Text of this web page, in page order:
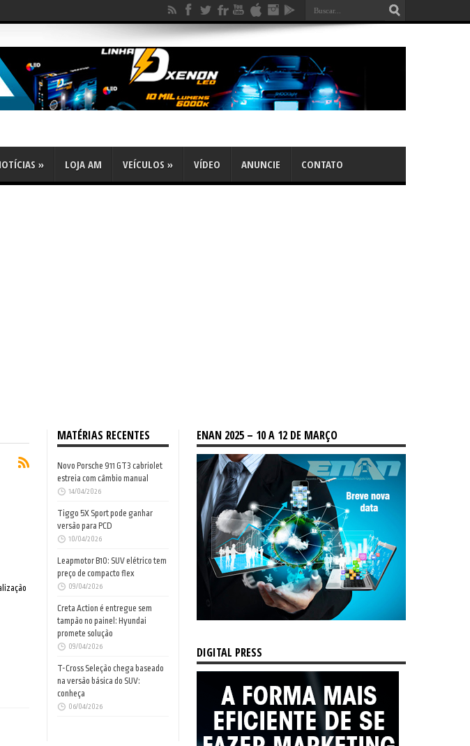
» LOJA AM VEÍCULOS » VÍDEO ANUNCIE CONTATO
MATÉRIAS RECENTES
Novo Porsche 911 GT3 cabriolet
estreia com câmbio manual
14/04/2026
Tiggo 5X Sport pode ganhar
versão para PCD
10/04/2026
Leapmotor B10: SUV elétrico tem
preço de compacto flex
09/04/2026
Creta Action é entregue sem
tampão no painel: Hyundai
promete solução
09/04/2026
T-Cross Seleção chega baseado
na versão básica do SUV:
conheça
06/04/2026
ENAN 2025 – 10 A 12 DE MARÇO
DIGITAL PRESS